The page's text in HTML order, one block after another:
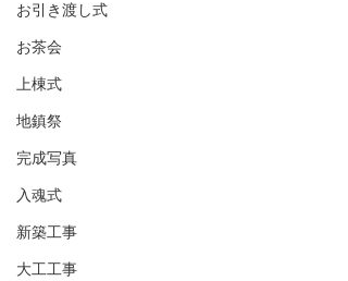
お引き渡し式
お茶会
上棟式
地鎮祭
完成写真
入魂式
新築工事
大工工事